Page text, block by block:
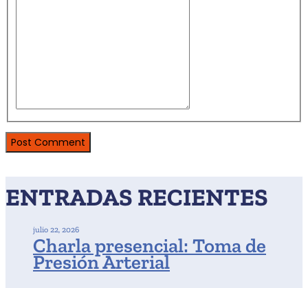
ENTRADAS RECIENTES
Charla presencial: Toma de
Presión Arterial
julio 22, 2026